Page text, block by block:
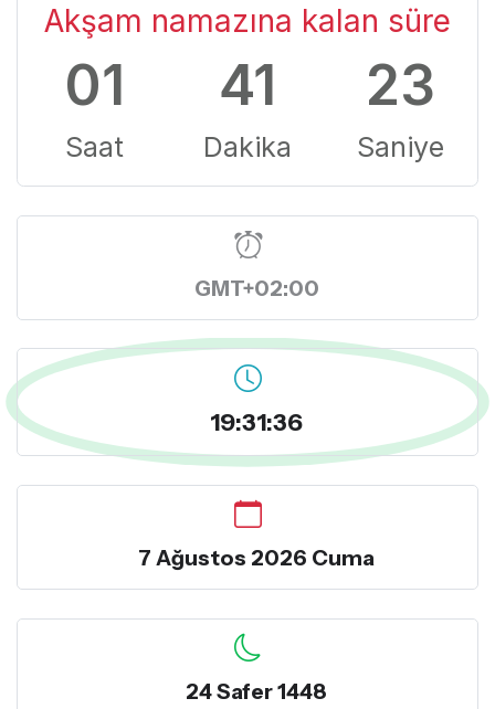
Akşam namazına kalan süre
01
Saat
41
Dakika
22
Saniye
GMT+02:00
19:31:37
7 Ağustos 2026 Cuma
24 Safer 1448